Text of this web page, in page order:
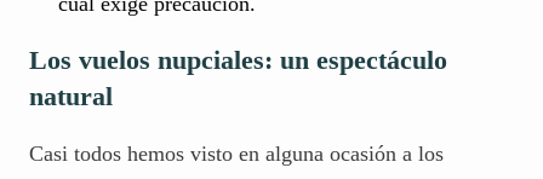
Los vuelos nupciales: un espectáculo
natural
Casi todos hemos visto en alguna ocasión a los